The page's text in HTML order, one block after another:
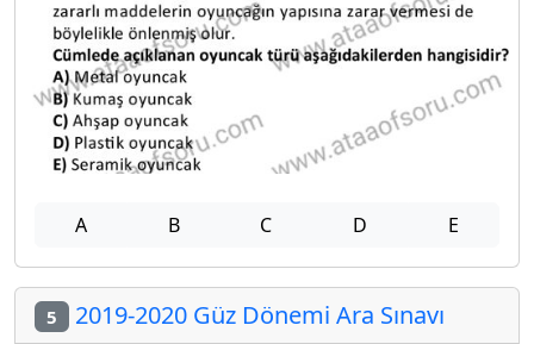
A B C D E
5 2019-2020 Güz Dönemi Ara Sınavı